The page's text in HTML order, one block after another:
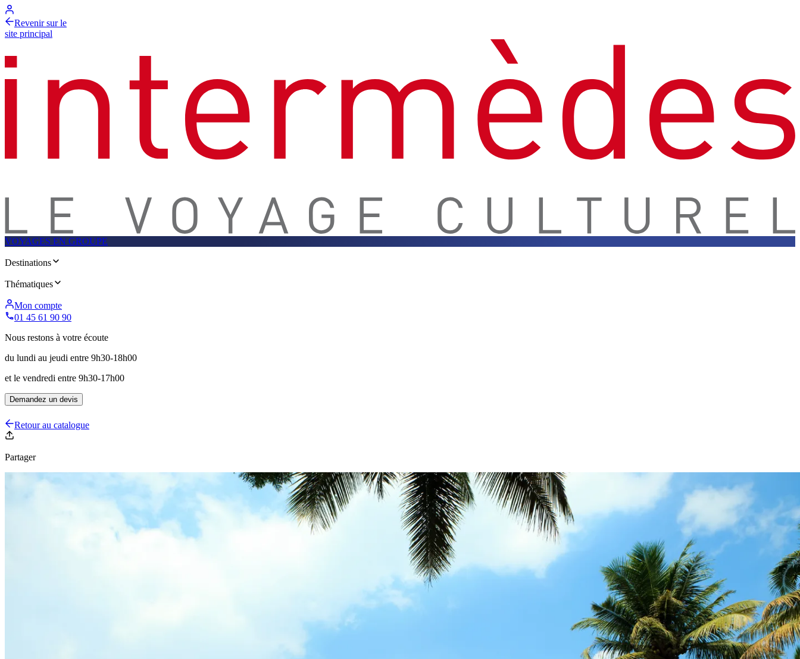
Revenir sur le
site principal
VOYAGES EN GROUPE
Destinations
Thématiques
Mon compte
01 45 61 90 90
Nous restons à votre écoute
du lundi au jeudi entre 9h30-18h00
et le vendredi entre 9h30-17h00
Demandez un devis
Retour au catalogue
Partager